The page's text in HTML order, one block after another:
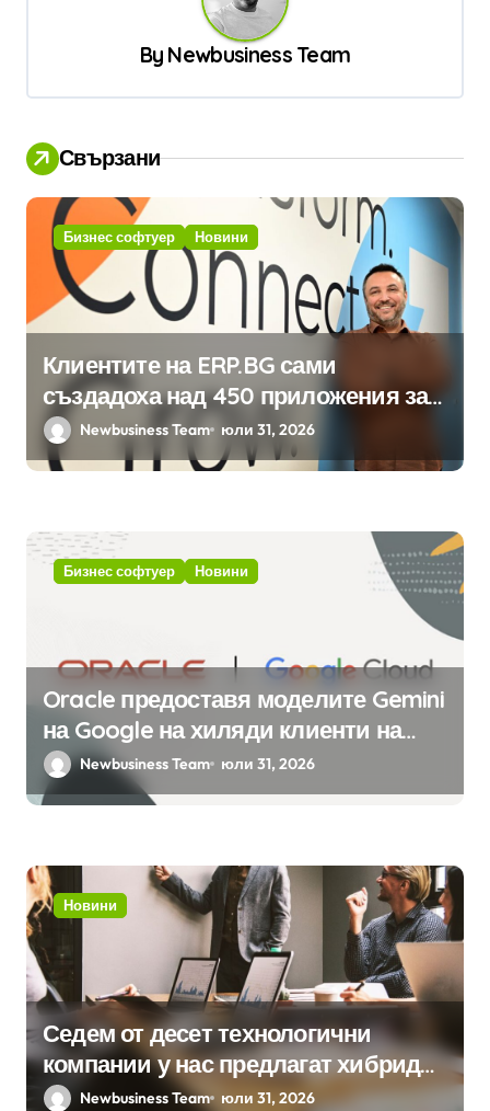
By Newbusiness Team
Свързани
Бизнес софтуер Новини
Клиентите на ERP.BG сами
създадоха над 450 приложения за
ERP системата с помощта на
вградения в нея изкуствен
Newbusiness Team юли 31, 2026
Бизнес софтуер Новини
Oracle предоставя моделите Gemini
на Google на хиляди клиенти на
бизнес приложения
Newbusiness Team юли 31, 2026
Новини
Седем от десет технологични
компании у нас предлагат хибридна
работаNewbusiness Team юли 31, 2026